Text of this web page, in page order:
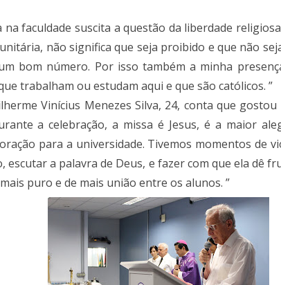
na faculdade suscita a questão da liberdade
não significa que seja proibido e que não
bom número. Por isso também a minha
trabalham ou estudam aqui e que são católicos. ”
Vinícius Menezes Silva, 24, conta que
a celebração, a missa é Jesus, é a maior
para a universidade. Tivemos momentos de
a palavra de Deus, e fazer com que ela dê
puro e de mais união entre os alunos. ”